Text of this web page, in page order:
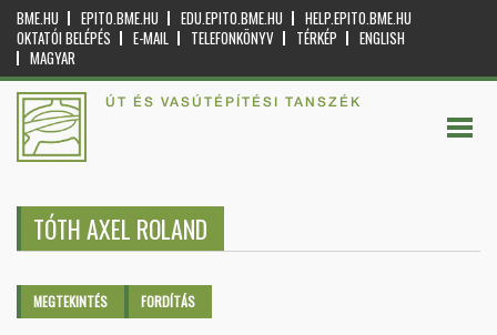
BME.HU EPITO.BME.HU EDU.EPITO.BME.HU
HELP.EPITO.BME.HU
OKTATÓI BELÉPÉS
E-MAIL TELEFONKÖNYV TÉRKÉP
ENGLISH
MAGYAR
ÚT ÉS VASÚTÉPÍTÉSI TANSZÉK
TÓTH AXEL ROLAND
Elsődleges fülek
MEGTEKINTÉS (AKTÍVFORDÍTÁS